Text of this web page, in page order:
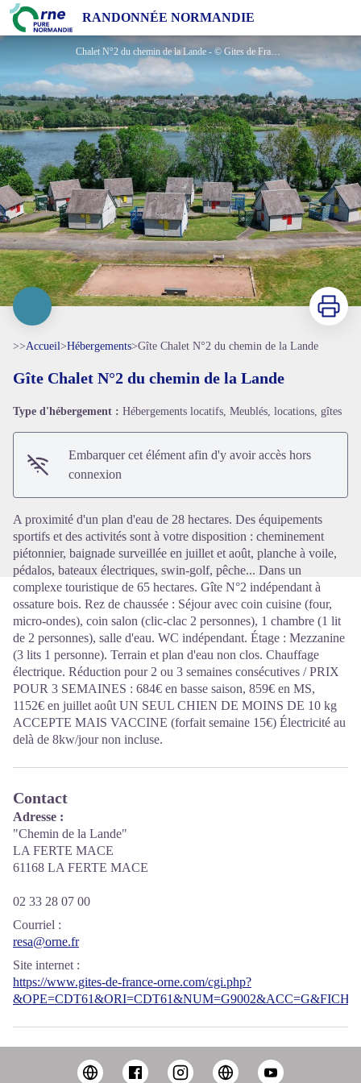
RANDONNÉE NORMANDIE
Gîte Chalet N°2 du chemin de la Lande
Chalet N°2 du chemin de la Lande - © Gites de France Orne
Voir l'image en plein écran
Imprimer
>>Accueil>Hébergements>Gîte Chalet N°2 du chemin de la Lande
Gîte Chalet N°2 du chemin de la Lande
Type d'hébergement : Hébergements locatifs, Meublés, locations, gîtes
Embarquer cet élément afin d'y avoir accès hors
connexion
A proximité d'un plan d'eau de 28 hectares. Des équipements
sportifs et des activités sont à votre disposition : cheminement
piétonnier, baignade surveillée en juillet et août, planche à voile,
pédalos, bateaux électriques, swin-golf, pêche... Dans un
complexe touristique de 65 hectares. Gîte N°2 indépendant à
ossature bois. Rez de chaussée : Séjour avec coin cuisine (four,
micro-ondes), coin salon (clic-clac 2 personnes), 1 chambre (1 lit
de 2 personnes), salle d'eau. WC indépendant. Étage : Mezzanine
(3 lits 1 personne). Terrain et plan d'eau non clos. Chauffage
électrique. Réduction pour 2 ou 3 semaines consécutives / PRIX
POUR 3 SEMAINES : 684€ en basse saison, 859€ en MS,
1152€ en juillet août UN SEUL CHIEN DE MOINS DE 10 kg
ACCEPTE MAIS VACCINE (forfait semaine 15€) Électricité au
delà de 8kw/jour non incluse.
Contact
Adresse :
"Chemin de la Lande"
LA FERTE MACE
61168 LA FERTE MACE
02 33 28 07 00
Courriel :
resa@orne.fr
Site internet :
https://www.gites-de-france-orne.com/cgi.php?